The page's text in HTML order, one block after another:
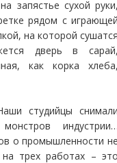
запястье сухой
рядом с
на которой
дверь в
как корка
студийцы
о промышленности
трех работах –